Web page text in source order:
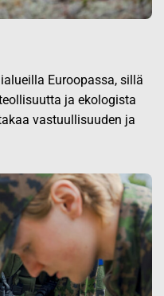
Euroopassa, sillä
ja ekologista
vastuullisuuden ja